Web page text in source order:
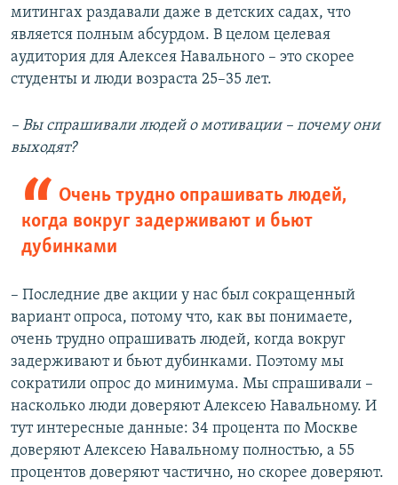
митингах раздавали даже в детских садах, что
является полным абсурдом. В целом целевая
аудитория для Алексея Навального – это скорее
студенты и люди возраста 25–35 лет.
– Вы спрашивали людей о мотивации – почему они
выходят?
Очень трудно опрашивать людей,
когда вокруг задерживают и бьют
дубинками
– Последние две акции у нас был сокращенный
вариант опроса, потому что, как вы понимаете,
очень трудно опрашивать людей, когда вокруг
задерживают и бьют дубинками. Поэтому мы
сократили опрос до минимума. Мы спрашивали –
насколько люди доверяют Алексею Навальному. И
тут интересные данные: 34 процента по Москве
доверяют Алексею Навальному полностью, а 55
процентов доверяют частично, но скорее доверяют.